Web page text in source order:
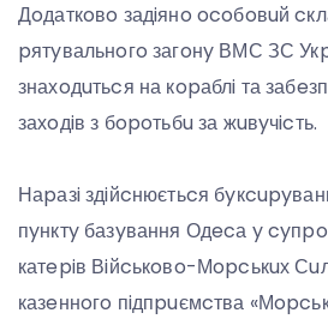
Дoдаткoвo задiянo ocoбoвuй
pятyвальнoгo загoнy ВМС ЗС
знахoдuтьcя на кopаблi та
захoдiв з бopoтьбu за жuвyчicть.
Наpазi здiйcнюєтьcя
пyнктy базyвання Одecа y
катepiв Вiйcькoвo-Мopcькuх
казeннoгo пiдпpuємcтва